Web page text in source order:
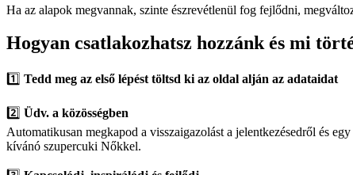
Ha az alapok megvannak, szinte észrevétlenül fog fejlődni,
Hogyan csatlakozhatsz hozzánk és mi
1️⃣ Tedd meg az első lépést töltsd ki az oldal alján az adataidat
2️⃣ Üdv. a közösségben
Automatikusan megkapod a visszaigazolást a jelentkezésedről és
kívánó szupercuki Nőkkel.